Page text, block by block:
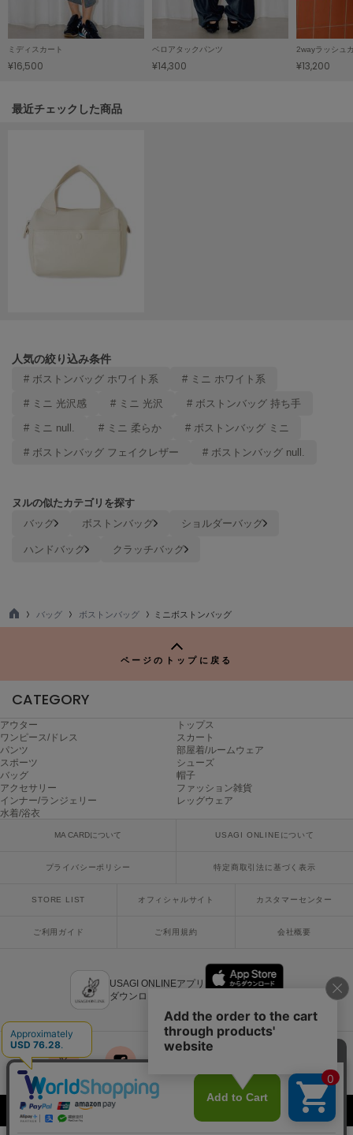
ルコックスポルティフ
LeSportsac
レスポートサック
リリーブラウン
LITTLE UNION TOKYO
リトルユニオン トウキョウ
ミースロエ
ミーエスミーム
ミラオーウェン
MUCHA
ニューバランス
ナイキ
NOWNS
ナウンス
null.
ヌル
Onitsuka Tiger
PATRICK
パトリック
Philly chocolate
フィリーチョコレート
ミディスカート
¥16,500
ベロアタックパンツ
¥14,300 ¥13,200
関連記事
最近チェックした商品
人気の絞り込み条件
# ボストンバッグ ホワイト系 # ミニ ホワイト系
# ミニ 光沢感 # ミニ 光沢 # ボストンバッグ 持ち手
# ミニ null. # ミニ 柔らか # ボストンバッグ ミニ
# ボストンバッグ フェイクレザー # ボストンバッグ null.
ヌルの似たカテゴリを探す
バッグ ボストンバッグ
ショルダーバッグ
ハンドバッグ
クラッチバッグ
TO
バッグ ボストンバッグ ミニボストンバッグ
ページのトップに戻る
CATEGORY
アウター
トップス
ワンピース/ドレス
スカート
パンツ
部屋着/ルームウェア
スポーツ
シューズ
バッグ
帽子
アクセサリー
ファッション雑貨
インナー/ランジェリー
レッグウェア
水着/浴衣
MA CARDについて USAGI ONLINEについて
プライバシーポリシー 特定商取引法に基づく表示
STORE LIST オフィシャルサイト カスタマーセンター
ご利用ガイド ご利用規約 会社概要
USAGI ONLINEアプリ
ダウンロードはこちら
x facebook LINE mail
Copyright © 2018 Usagi Online Co.,Ltd. All Rights Reserved.